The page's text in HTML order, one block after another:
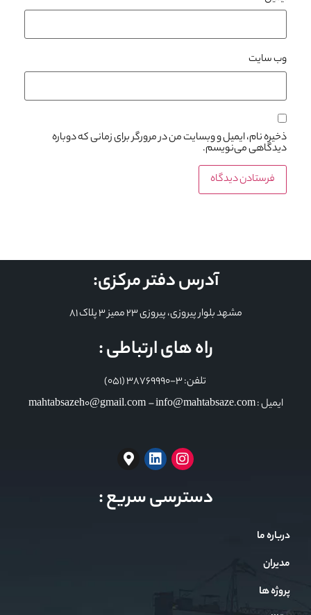
وب‌ سایت
ذخیره نام، ایمیل و وبسایت من در مرورگر برای زمانی که دوباره
دیدگاهی می‌نویسم.
آدرس دفتر مرکزی:
مشهد بلوار پیروزی، پیروزی 23 ممیز 3 پلاک 81
راه های ارتباطی :
تلفن: 3-38769990 (051)
ایمیل : mahtabsazeh0@gmail.com – info@mahtabsaze.com
دسترسی سریع :
درباره ما
مدیران
پروژه ها